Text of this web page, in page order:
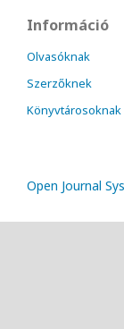
Információ
Olvasóknak
Szerzőknek
Könyvtárosoknak
Open Journal